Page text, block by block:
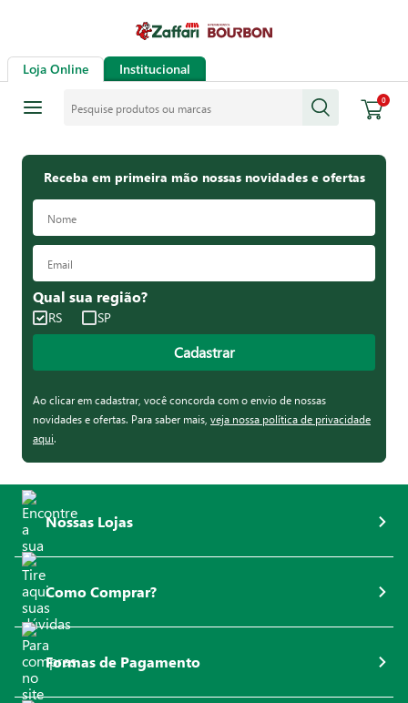
Loja Online Institucional
0
Receba em primeira mão nossas novidades e ofertas
Qual sua região?
RS SP
Cadastrar
Ao clicar em cadastrar, você concorda com o envio de nossas
novidades e ofertas. Para saber mais, veja nossa política de privacidade
aqui.
Nossas Lojas
Como Comprar?
Formas de Pagamento